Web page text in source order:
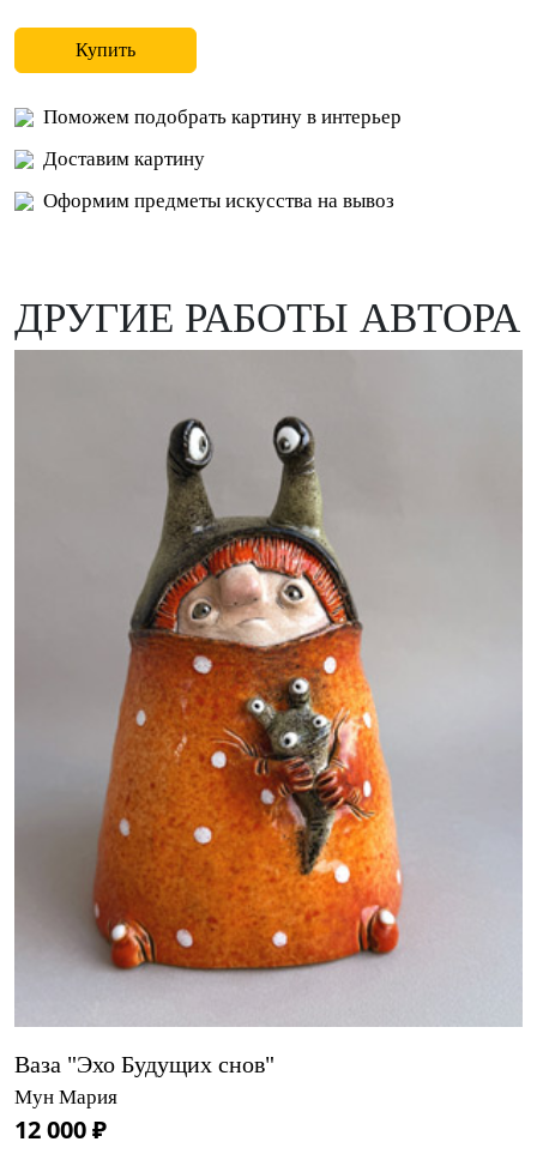
Купить
Поможем подобрать картину в интерьер
Доставим картину
Оформим предметы искусства на вывоз
ДРУГИЕ РАБОТЫ АВТОРА
Ваза "Эхо Будущих снов"
Мун Мария
12 000 ₽